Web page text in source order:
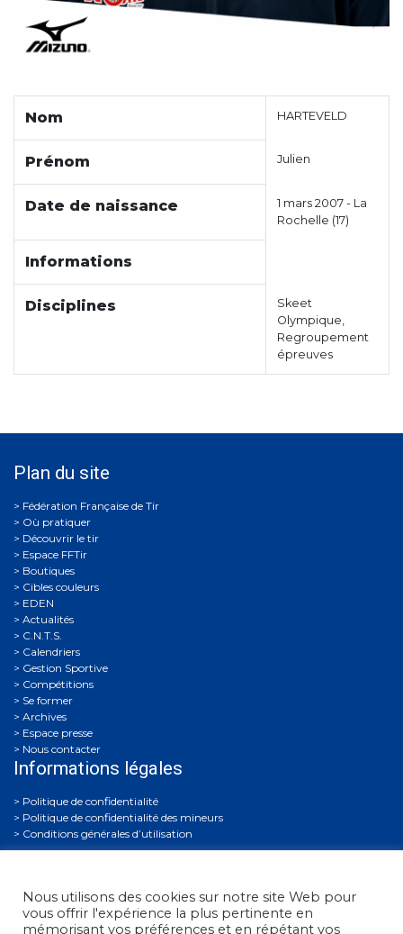
Nom HARTEVELD
Prénom Julien
Date de naissance
1 mars 2007 - La
Rochelle (17)
Informations
Disciplines
Skeet
Olympique,
Regroupement
épreuves
Plan du site
Où pratiquer
Découvrir le tir
Espace FFTir
Boutiques
Cibles couleurs
EDEN
Actualités
C.N.T.S.
Calendriers
Gestion Sportive
Compétitions
Se former
Archives
Espace presse
Nous contacter
Informations légales
Politique de confidentialité
Politique de confidentialité des mineurs
Conditions générales d’utilisation
Nous utilisons des cookies sur notre site Web pour
vous offrir l'expérience la plus pertinente en
mémorisant vos préférences et en répétant vos